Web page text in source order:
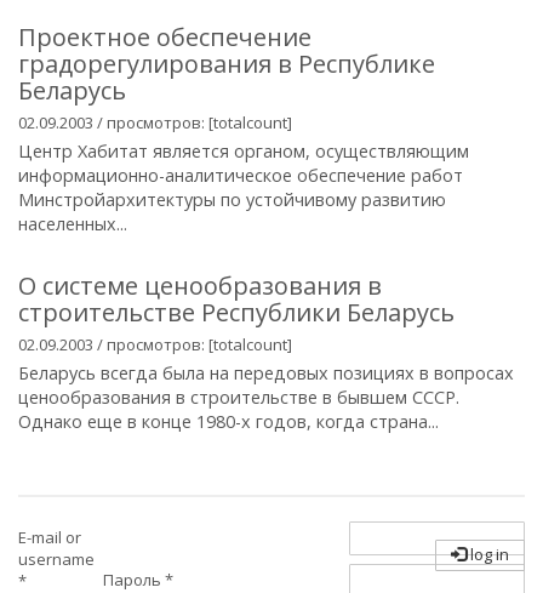
Проектное обеспечение
градорегулирования в Республике
Беларусь
02.09.2003 / просмотров: [totalcount]
Центр Хабитат является органом, осуществляющим
информационно-аналитическое обеспечение работ
Минстройархитектуры по устойчивому развитию
населенных...
О системе ценообразования в
строительстве Республики Беларусь
02.09.2003 / просмотров: [totalcount]
Беларусь всегда была на передовых позициях в вопросах
ценообразования в строительстве в бывшем СССР.
Однако еще в конце 1980-х годов, когда страна...
E-mail or
username
*
Пароль *
log in